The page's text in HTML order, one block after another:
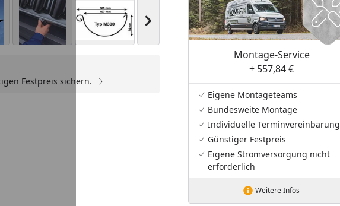
Nächstes Bild anzeigen
Festpreis sichern.
Montage-Service
+ 557,84 €
Eigene Montageteams
Bundesweite Montage
Individuelle Terminvereinbarung
Günstiger Festpreis
Eigene Stromversorgung nicht
erforderlich
Weitere Infos